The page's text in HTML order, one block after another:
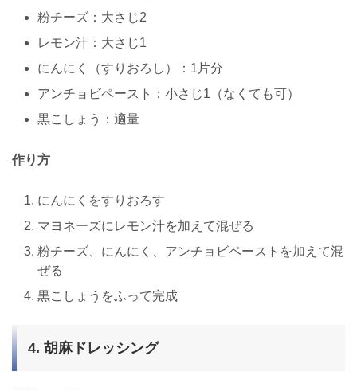
粉チーズ：大さじ2
レモン汁：大さじ1
にんにく（すりおろし）：1片分
アンチョビペースト：小さじ1（なくても可）
黒こしょう：適量
作り方
にんにくをすりおろす
マヨネーズにレモン汁を加えて混ぜる
粉チーズ、にんにく、アンチョビペーストを加えて混
ぜる
黒こしょうをふって完成
4. 胡麻ドレッシング